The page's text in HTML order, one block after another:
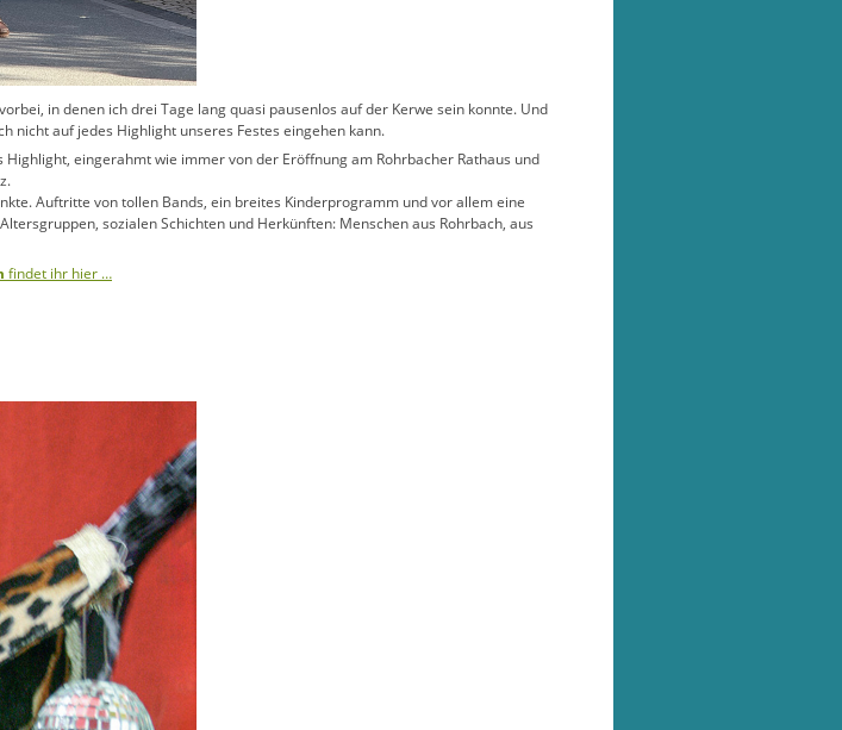
in denen ich drei Tage lang quasi pausenlos auf der Kerwe sein konnte. Und
nicht auf jedes Highlight unseres Festes eingehen kann.
eingerahmt wie immer von der Eröffnung am Rohrbacher Rathaus und
Auftritte von tollen Bands, ein breites Kinderprogramm und vor allem eine
sozialen Schichten und Herkünften: Menschen aus Rohrbach, aus
findet ihr hier …